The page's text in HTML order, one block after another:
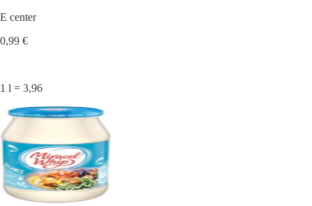
E center
0,99 €
1 l = 3,96